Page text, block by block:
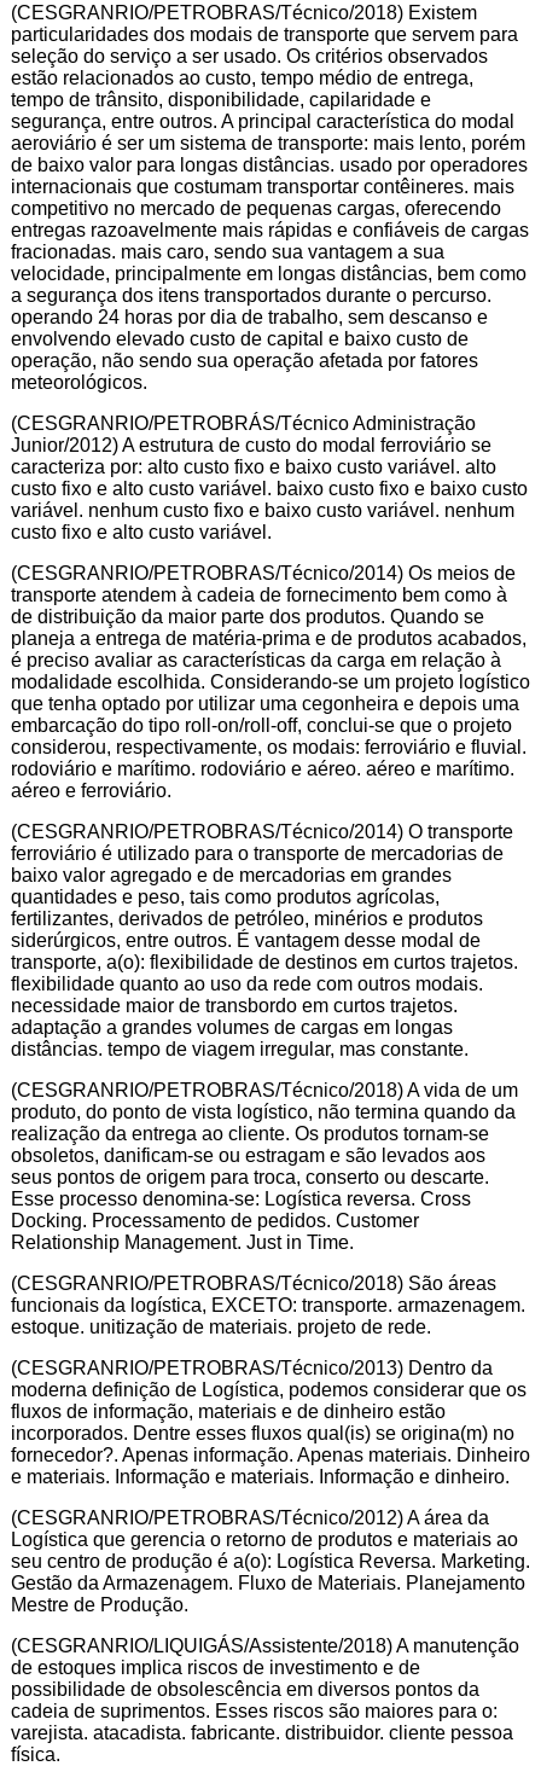
(CESGRANRIO/PETROBRAS/Técnico/2018) Existem
particularidades dos modais de transporte que servem para
seleção do serviço a ser usado. Os critérios observados
estão relacionados ao custo, tempo médio de entrega,
tempo de trânsito, disponibilidade, capilaridade e
segurança, entre outros. A principal característica do modal
aeroviário é ser um sistema de transporte: mais lento, porém
de baixo valor para longas distâncias. usado por operadores
internacionais que costumam transportar contêineres. mais
competitivo no mercado de pequenas cargas, oferecendo
entregas razoavelmente mais rápidas e confiáveis de cargas
fracionadas. mais caro, sendo sua vantagem a sua
velocidade, principalmente em longas distâncias, bem como
a segurança dos itens transportados durante o percurso.
operando 24 horas por dia de trabalho, sem descanso e
envolvendo elevado custo de capital e baixo custo de
operação, não sendo sua operação afetada por fatores
meteorológicos.
(CESGRANRIO/PETROBRÁS/Técnico Administração
Junior/2012) A estrutura de custo do modal ferroviário se
caracteriza por: alto custo fixo e baixo custo variável. alto
custo fixo e alto custo variável. baixo custo fixo e baixo custo
variável. nenhum custo fixo e baixo custo variável. nenhum
custo fixo e alto custo variável.
(CESGRANRIO/PETROBRAS/Técnico/2014) Os meios de
transporte atendem à cadeia de fornecimento bem como à
de distribuição da maior parte dos produtos. Quando se
planeja a entrega de matéria-prima e de produtos acabados,
é preciso avaliar as características da carga em relação à
modalidade escolhida. Considerando-se um projeto logístico
que tenha optado por utilizar uma cegonheira e depois uma
embarcação do tipo roll-on/roll-off, conclui-se que o projeto
considerou, respectivamente, os modais: ferroviário e fluvial.
rodoviário e marítimo. rodoviário e aéreo. aéreo e marítimo.
aéreo e ferroviário.
(CESGRANRIO/PETROBRAS/Técnico/2014) O transporte
ferroviário é utilizado para o transporte de mercadorias de
baixo valor agregado e de mercadorias em grandes
quantidades e peso, tais como produtos agrícolas,
fertilizantes, derivados de petróleo, minérios e produtos
siderúrgicos, entre outros. É vantagem desse modal de
transporte, a(o): flexibilidade de destinos em curtos trajetos.
flexibilidade quanto ao uso da rede com outros modais.
necessidade maior de transbordo em curtos trajetos.
adaptação a grandes volumes de cargas em longas
distâncias. tempo de viagem irregular, mas constante.
(CESGRANRIO/PETROBRAS/Técnico/2018) A vida de um
produto, do ponto de vista logístico, não termina quando da
realização da entrega ao cliente. Os produtos tornam-se
obsoletos, danificam-se ou estragam e são levados aos
seus pontos de origem para troca, conserto ou descarte.
Esse processo denomina-se: Logística reversa. Cross
Docking. Processamento de pedidos. Customer
Relationship Management. Just in Time.
(CESGRANRIO/PETROBRAS/Técnico/2018) São áreas
funcionais da logística, EXCETO: transporte. armazenagem.
estoque. unitização de materiais. projeto de rede.
(CESGRANRIO/PETROBRAS/Técnico/2013) Dentro da
moderna definição de Logística, podemos considerar que os
fluxos de informação, materiais e de dinheiro estão
incorporados. Dentre esses fluxos qual(is) se origina(m) no
fornecedor?. Apenas informação. Apenas materiais. Dinheiro
e materiais. Informação e materiais. Informação e dinheiro.
(CESGRANRIO/PETROBRAS/Técnico/2012) A área da
Logística que gerencia o retorno de produtos e materiais ao
seu centro de produção é a(o): Logística Reversa. Marketing.
Gestão da Armazenagem. Fluxo de Materiais. Planejamento
Mestre de Produção.
(CESGRANRIO/LIQUIGÁS/Assistente/2018) A manutenção
de estoques implica riscos de investimento e de
possibilidade de obsolescência em diversos pontos da
cadeia de suprimentos. Esses riscos são maiores para o:
varejista. atacadista. fabricante. distribuidor. cliente pessoa
física.